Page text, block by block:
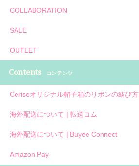
COLLABORATION
SALE
OUTLET
Contents コンテンツ
Ceriseオリジナル帽子箱のリボンの結び方
海外配送について | 転送コム
海外配送について | Buyee Connect
Amazon Pay